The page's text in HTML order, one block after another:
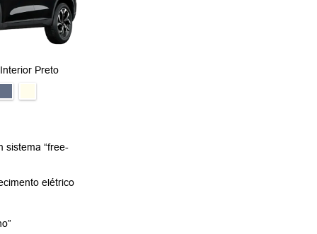
Preto
sistema “free-
elétrico